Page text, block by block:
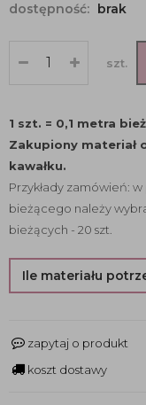
dostępność: brak
szt.
1 szt. = 0,1 metra
Zakupiony materiał
kawałku.
Przykłady zamówień:
bieżącego należy
bieżących - 20 szt.
Ile materiału
zapytaj o produkt
koszt dostawy